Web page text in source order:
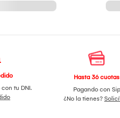
tu DNI.
Hasta 36 cuotas
Pagando con Sip
¿No la tienes?